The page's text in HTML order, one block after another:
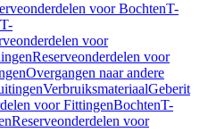
voor BochtenT-
voor
Reserveonderdelen voor
Overgangen naar andere
VerbruiksmateriaalGeberit
voor FittingenBochtenT-
Reserveonderdelen voor